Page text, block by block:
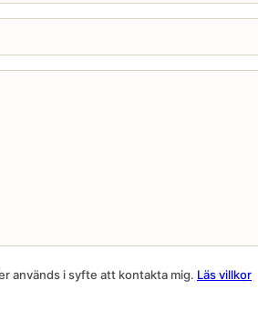
används i syfte att kontakta mig. Läs villkor